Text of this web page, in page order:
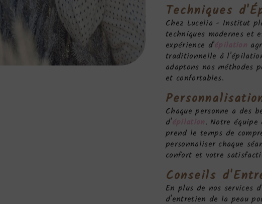
Techniques d'
Chez Lucelia - Institut
techniques modernes et
expérience d'épilation
traditionnelle à
adaptons nos méthodes
et confortables.
Chaque personne a des
d'épilation. Notre
prend le temps de
personnaliser chaque
confort et votre
Conseils
En plus de nos services
d'entretien de la peau